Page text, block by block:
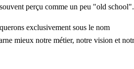
perçu comme un peu "old school".
exclusivement sous le nom
mieux notre métier, notre vision et